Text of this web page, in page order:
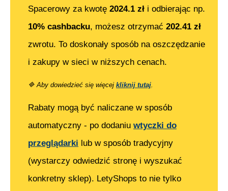
Spacerowy za kwotę 2024.1 zł i odbierając np.
10% cashbacku, możesz otrzymać 202.41 zł
zwrotu. To doskonały sposób na oszczędzanie
i zakupy w sieci w niższych cenach.
🔷 Aby dowiedzieć się więcej kliknij tutaj.
Rabaty mogą być naliczane w sposób
automatyczny - po dodaniu wtyczki do
przeglądarki lub w sposób tradycyjny
(wystarczy odwiedzić stronę i wyszukać
konkretny sklep). LetyShops to nie tylko